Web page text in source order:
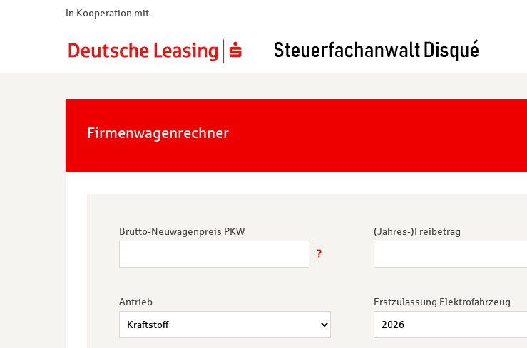
In Kooperation mit
Firmenwagenrechner
Brutto-Neuwagenpreis PKW
?
(Jahres-)Freibetrag
Antrieb Erstzulassung Elektrofahrzeug